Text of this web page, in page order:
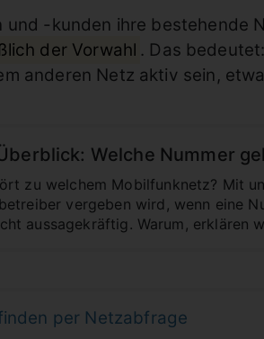
-kunden ihre bestehende
der Vorwahl . Das
anderen Netz aktiv sein,
Welche Nummer
zu welchem Mobilfunknetz? Mit
vergeben wird, wenn eine
aussagekräftig. Warum, erklären
per Netzabfrage